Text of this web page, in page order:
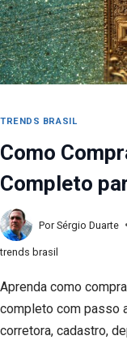
TRENDS BRASIL
Como
Completo
Por Sérgio Duarte
trends brasil
Aprenda como
completo com passo
corretora, cadastro,